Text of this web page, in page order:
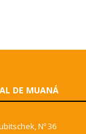
DE MUANÁ
Nº 36